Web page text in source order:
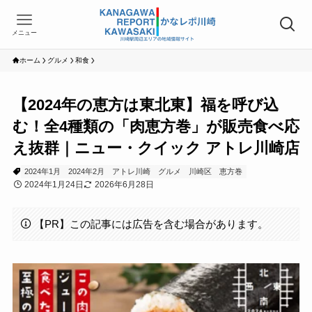
メニュー
ホーム グルメ 和食
【2024年の恵方は東北東】福を呼び込
む！全4種類の「肉恵方巻」が販売食べ応
え抜群｜ニュー・クイック アトレ川崎店
2024年1月 2024年2月 アトレ川崎 グルメ 川崎区 恵方巻
2024年1月24日 2026年6月28日
【PR】この記事には広告を含む場合があります。